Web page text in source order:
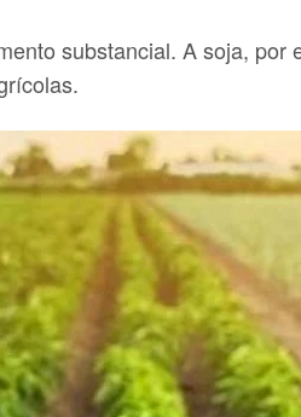
substancial. A soja,